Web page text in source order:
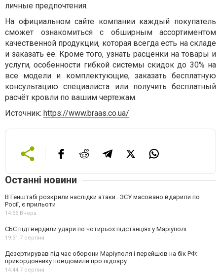
личные предпочтения.
На официальном сайте компании каждый покупатель
сможет ознакомиться с обширным ассортиментом
качественной продукции, которая всегда есть на складе
и заказать её. Кроме того, узнать расценки на товары и
услуги, особенности гибкой системы скидок до 30% на
все модели и комплектующие, заказать бесплатную
консультацию специалиста или получить бесплатный
расчёт кровли по вашим чертежам.
Источник: https://www.braas.co.ua/
Останні новини
В Генштабі розкрили наслідки атаки . ЗСУ масовано вдарили по
Росії, є прильоти
14:56,Вчора
СБС підтвердили удари по чотирьох підстанціях у Маріуполі
19:31,7 серпня
Дезертирував під час оборони Маріуполя і перейшов на бік РФ:
прикордоннику повідомили про підозру
14:44,7 серпня